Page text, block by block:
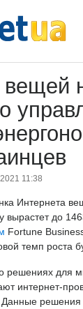
вещей
11:38
Интернета
вырастет до
Fortune
темп роста
решениях для
интернет-
Данные